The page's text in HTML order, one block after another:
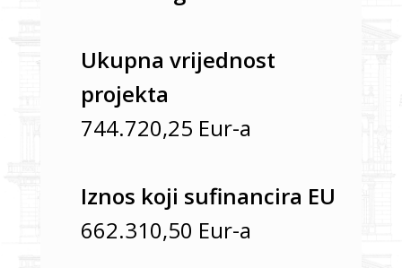
Ukupna vrijednost
projekta
744.720,25 Eur-a
Iznos koji sufinancira EU
662.310,50 Eur-a